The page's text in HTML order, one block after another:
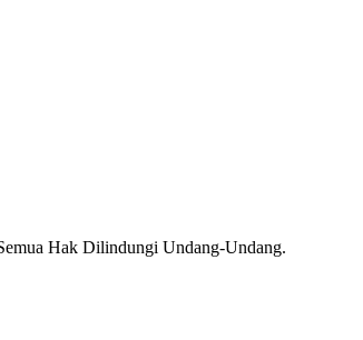
Hak Dilindungi Undang-Undang.